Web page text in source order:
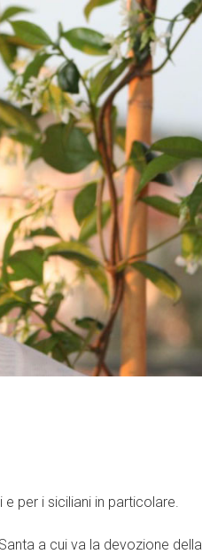
per i siciliani in particolare.
a cui va la devozione della